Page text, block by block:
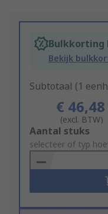
Bulkkorting
Bekijk
Subtotaal (1
€ 46,48
(excl. BTW)
Add
to
Basket
Aantal stuks
selecteer of typ